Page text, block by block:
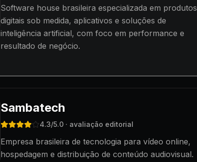
Software house brasileira especializada em produtos
digitais sob medida, aplicativos e soluções de
inteligência artificial, com foco em performance e
resultado de negócio.
Sambatech
4.3/5.0 · avaliação editorial
Empresa brasileira de tecnologia para vídeo online,
hospedagem e distribuição de conteúdo audiovisual.